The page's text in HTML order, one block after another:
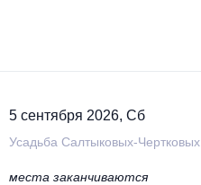
5 сентября 2026, Сб
Усадьба Салтыковых-Чертковых
места заканчиваются